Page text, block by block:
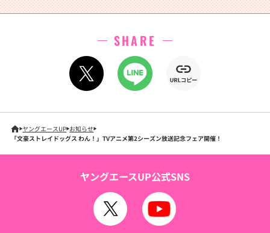
SHARE
ヤングエースUP お知らせ
「文豪ストレイドッグス わん！」TVアニメ第2シーズン放送記念フェア開催！
ヤングエースUP公式SNS